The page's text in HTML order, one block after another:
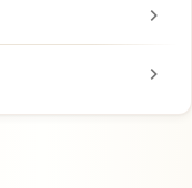
chevron_right
chevron_right